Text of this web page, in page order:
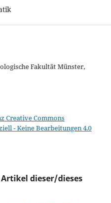
Fakultät Münster,
Creative Commons
- Keine Bearbeitungen 4.0
dieser/dieses